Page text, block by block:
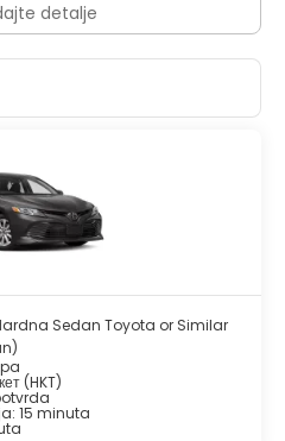
detalje
Sedan Toyota or Similar
(HKT)
15 minuta